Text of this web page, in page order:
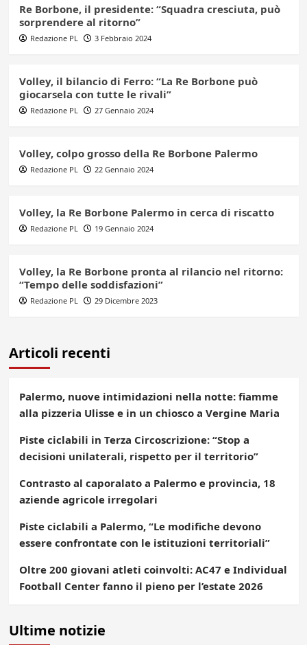
Re Borbone, il presidente: “Squadra cresciuta, può
sorprendere al ritorno”
Redazione PL 3 Febbraio 2024
Volley, il bilancio di Ferro: “La Re Borbone può
giocarsela con tutte le rivali”
Redazione PL 27 Gennaio 2024
Volley, colpo grosso della Re Borbone Palermo
Redazione PL 22 Gennaio 2024
Volley, la Re Borbone Palermo in cerca di riscatto
Redazione PL 19 Gennaio 2024
Volley, la Re Borbone pronta al rilancio nel ritorno:
“Tempo delle soddisfazioni”
Redazione PL 29 Dicembre 2023
Articoli recenti
Palermo, nuove intimidazioni nella notte: fiamme
alla pizzeria Ulisse e in un chiosco a Vergine Maria
Piste ciclabili in Terza Circoscrizione: “Stop a
decisioni unilaterali, rispetto per il territorio”
Contrasto al caporalato a Palermo e provincia, 18
aziende agricole irregolari
Piste ciclabili a Palermo, “Le modifiche devono
essere confrontate con le istituzioni territoriali”
Oltre 200 giovani atleti coinvolti: AC47 e Individual
Football Center fanno il pieno per l’estate 2026
Ultime notizie